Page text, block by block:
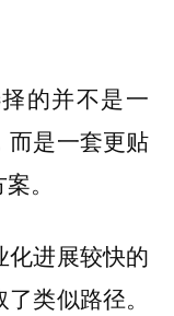
的并不是一
而是一套更贴
。
化进展较快的
类似路径。